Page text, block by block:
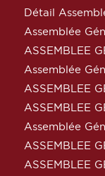
Détail
Assemblée
ASSEMBLEE
Assemblée
ASSEMBLEE
ASSEMBLEE
Assemblée
ASSEMBLEE
ASSEMBLEE